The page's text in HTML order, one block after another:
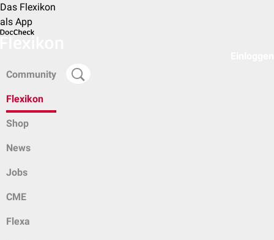
Das Flexikon
als App
Community
Flexikon
Shop
News
Jobs
CME
Flexa